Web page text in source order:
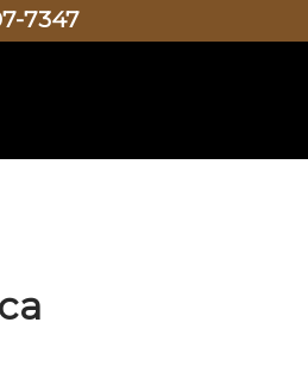
7347